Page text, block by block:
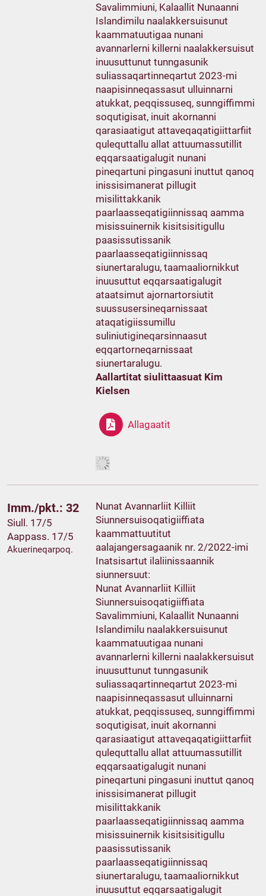
Savalimmiuni, Kalaallit Nunaanni
Islandimilu naalakkersuisunut
kaammatuutigaa nunani
avannarlerni killerni naalakkersuisut
inuusuttunut tunngasunik
suliassaqartinneqartut 2023-mi
naapisinneqassasut ulluinnarni
atukkat, peqqissuseq, sunngiffimmi
soqutigisat, inuit akornanni
qarasiaatigut attaveqaqatigiittarfiit
qulequttallu allat attuumassutillit
eqqarsaatigalugit nunani
pineqartuni pingasuni inuttut qanoq
inissisimanerat pillugit
misilittakkanik
paarlaasseqatigiinnissaq aamma
misissuinernik kisitsisitigullu
paasissutissanik
paarlaasseqatigiinnissaq
siunertaralugu, taamaaliornikkut
inuusuttut eqqarsaatigalugit
ataatsimut ajornartorsiutit
suussusersineqarnissaat
ataqatigiissumillu
suliniutigineqarsinnaasut
eqqartorneqarnissaat
siunertaralugu.
Aallartitat siulittaasuat Kim
Kielsen
Allagaatit
Imm./pkt.: 32
Siull. 17/5
Aappass. 17/5
Akuerineqarpoq.
Nunat Avannarliit Killiit
Siunnersuisoqatigiiffiata
kaammattuutitut
aalajangersagaanik nr. 2/2022-imi
Inatsisartut ilaliinissaannik
siunnersuut:
Nunat Avannarliit Killiit
Siunnersuisoqatigiiffiata
Savalimmiuni, Kalaallit Nunaanni
Islandimilu naalakkersuisunut
kaammatuutigaa nunani
avannarlerni killerni naalakkersuisut
inuusuttunut tunngasunik
suliassaqartinneqartut 2023-mi
naapisinneqassasut ulluinnarni
atukkat, peqqissuseq, sunngiffimmi
soqutigisat, inuit akornanni
qarasiaatigut attaveqaqatigiittarfiit
qulequttallu allat attuumassutillit
eqqarsaatigalugit nunani
pineqartuni pingasuni inuttut qanoq
inissisimanerat pillugit
misilittakkanik
paarlaasseqatigiinnissaq aamma
misissuinernik kisitsisitigullu
paasissutissanik
paarlaasseqatigiinnissaq
siunertaralugu, taamaaliornikkut
inuusuttut eqqarsaatigalugit